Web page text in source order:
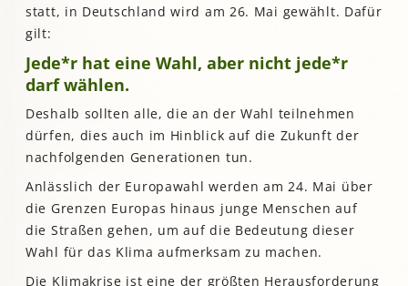
statt, in Deutschland wird am 26. Mai gewählt. Dafür
gilt:
Jede*r hat eine Wahl, aber nicht jede*r
darf wählen.
Deshalb sollten alle, die an der Wahl teilnehmen
dürfen, dies auch im Hinblick auf die Zukunft der
nachfolgenden Generationen tun.
Anlässlich der Europawahl werden am 24. Mai über
die Grenzen Europas hinaus junge Menschen auf
die Straßen gehen, um auf die Bedeutung dieser
Wahl für das Klima aufmerksam zu machen.
Die Klimakrise ist eine der größten Herausforderung